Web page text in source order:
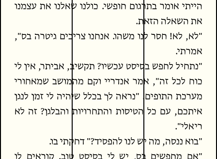
הייתי אומר בתרגום חופשי. כולנו שאלנו את עצמנו
את השאלה הזאת.
"לא, לא! חסר לנו משהו. אנחנו צריכים גיטרה בס",
אמרתי.
"נתחיל לחפש בסיסט עכשיו? תקשיב, אביתר, אין לי
כוח לכל זה", אמר אנדריי וקם מהמושב שמאחורי
מערכת התופים. "נראה לך בכלל שיהיה לי זמן לנגן
איתכם, עם כל הטיסות והתחרויות והבלגן? זה לא
ריאלי".
"בוא ננסה, מה יש לנו להפסיד?" דחקתי בו.